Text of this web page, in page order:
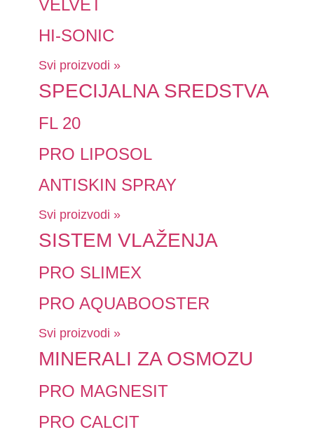
VELVET
HI-SONIC
Svi proizvodi »
SPECIJALNA SREDSTVA
FL 20
PRO LIPOSOL
ANTISKIN SPRAY
Svi proizvodi »
SISTEM VLAŽENJA
PRO SLIMEX
PRO AQUABOOSTER
Svi proizvodi »
MINERALI ZA OSMOZU
PRO MAGNESIT
PRO CALCIT